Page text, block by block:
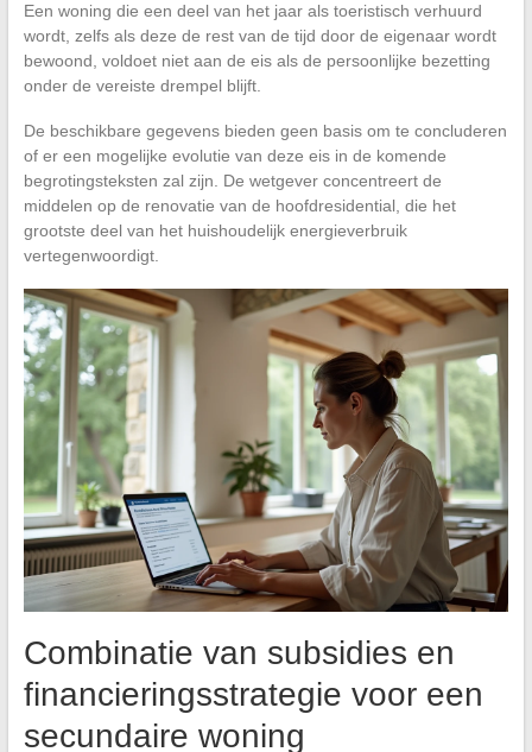
Een woning die een deel van het jaar als toeristisch verhuurd
wordt, zelfs als deze de rest van de tijd door de eigenaar wordt
bewoond, voldoet niet aan de eis als de persoonlijke bezetting
onder de vereiste drempel blijft.
De beschikbare gegevens bieden geen basis om te concluderen
of er een mogelijke evolutie van deze eis in de komende
begrotingsteksten zal zijn. De wetgever concentreert de
middelen op de renovatie van de hoofdresidential, die het
grootste deel van het huishoudelijk energieverbruik
vertegenwoordigt.
Combinatie van subsidies en
financieringsstrategie voor een
secundaire woning